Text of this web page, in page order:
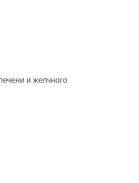
и желчного